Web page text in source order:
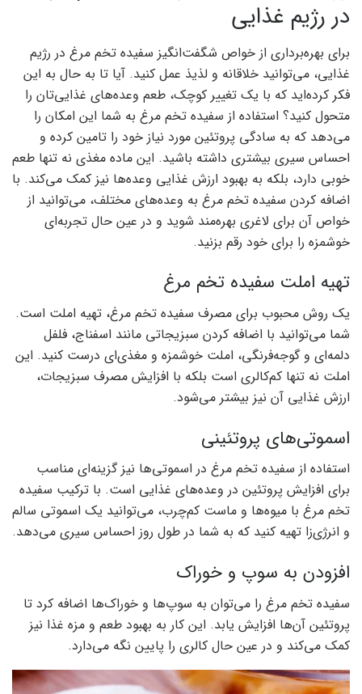
در رژیم غذایی
برای بهره‌برداری از خواص شگفت‌انگیز سفیده تخم مرغ در رژیم
غذایی، می‌توانید خلاقانه و لذیذ عمل کنید. آیا تا به حال به این
فکر کرده‌اید که با یک تغییر کوچک، طعم وعده‌های غذایی‌تان را
متحول کنید؟ استفاده از سفیده تخم مرغ به شما این امکان را
می‌دهد که به سادگی پروتئین مورد نیاز خود را تامین کرده و
احساس سیری بیشتری داشته باشید. این ماده مغذی نه تنها طعم
خوبی دارد، بلکه به بهبود ارزش غذایی وعده‌ها نیز کمک می‌کند. با
اضافه کردن سفیده تخم مرغ به وعده‌های مختلف، می‌توانید از
خواص آن برای لاغری بهره‌مند شوید و در عین حال تجربه‌ای
خوشمزه را برای خود رقم بزنید.
تهیه املت سفیده تخم مرغ
یک روش محبوب برای مصرف سفیده تخم مرغ، تهیه املت است.
شما می‌توانید با اضافه کردن سبزیجاتی مانند اسفناج، فلفل
دلمه‌ای و گوجه‌فرنگی، املت خوشمزه و مغذی‌ای درست کنید. این
املت نه تنها کم‌کالری است بلکه با افزایش مصرف سبزیجات،
ارزش غذایی آن نیز بیشتر می‌شود.
اسموتی‌های پروتئینی
استفاده از سفیده تخم مرغ در اسموتی‌ها نیز گزینه‌ای مناسب
برای افزایش پروتئین در وعده‌های غذایی است. با ترکیب سفیده
تخم مرغ با میوه‌ها و ماست کم‌چرب، می‌توانید یک اسموتی سالم
و انرژی‌زا تهیه کنید که به شما در طول روز احساس سیری می‌دهد.
افزودن به سوپ و خوراک
سفیده تخم مرغ را می‌توان به سوپ‌ها و خوراک‌ها اضافه کرد تا
پروتئین آن‌ها افزایش یابد. این کار به بهبود طعم و مزه غذا نیز
کمک می‌کند و در عین حال کالری را پایین نگه می‌دارد.